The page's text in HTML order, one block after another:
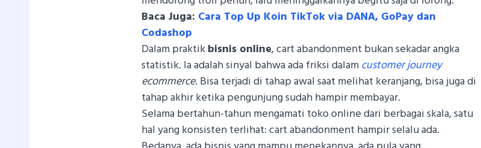
Baca Juga: Cara Top Up Koin TikTok via DANA, GoPay dan
Codashop
Dalam praktikbisnis online, cart abandonment bukan sekadar angka
statistik. Ia adalah sinyal bahwa ada friksi dalamcustomer journey
ecommerce. Bisa terjadi di tahap awal saat melihat keranjang, bisa juga di
tahap akhir ketika pengunjung sudah hampir membayar.
Selama bertahun-tahun mengamati toko online dari berbagai skala, satu
hal yang konsisten terlihat: cart abandonment hampir selalu ada.